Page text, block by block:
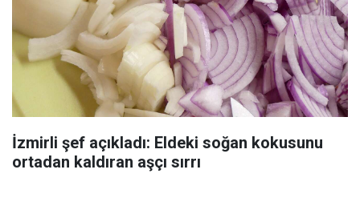
İzmirli şef açıkladı: Eldeki soğan kokusunu
ortadan kaldıran aşçı sırrı